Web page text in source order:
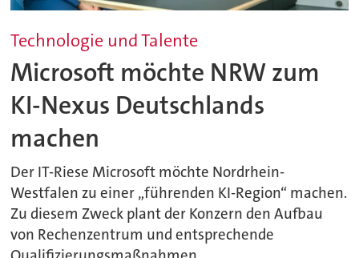
Technologie und Talente
Microsoft möchte NRW zum
KI-Nexus Deutschlands
machen
Der IT-Riese Microsoft möchte Nordrhein-
Westfalen zu einer „führenden KI-Region“ machen.
Zu diesem Zweck plant der Konzern den Aufbau
von Rechenzentrum und entsprechende